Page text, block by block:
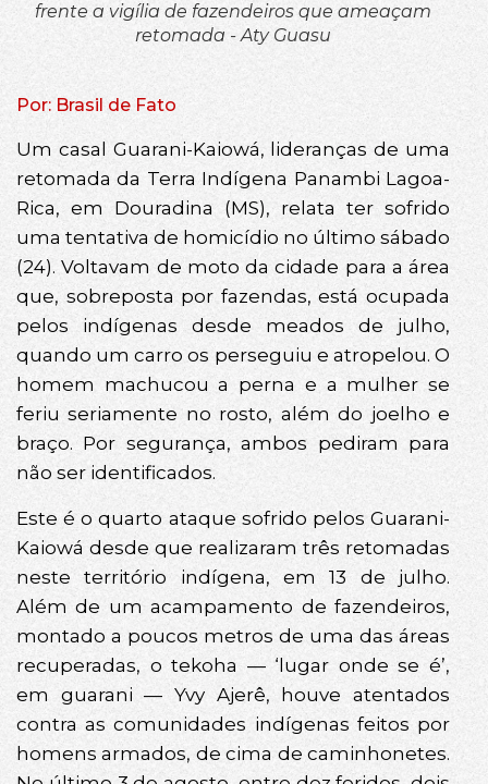
frente a vigília de fazendeiros que ameaçam
retomada - Aty Guasu
Por: Brasil de Fato
Um casal Guarani-Kaiowá, lideranças de uma
retomada da Terra Indígena Panambi Lagoa-
Rica, em Douradina (MS), relata ter sofrido
uma tentativa de homicídio no último sábado
(24). Voltavam de moto da cidade para a área
que, sobreposta por fazendas, está ocupada
pelos indígenas desde meados de julho,
quando um carro os perseguiu e atropelou. O
homem machucou a perna e a mulher se
feriu seriamente no rosto, além do joelho e
braço. Por segurança, ambos pediram para
não ser identificados.
Este é o quarto ataque sofrido pelos Guarani-
Kaiowá desde que realizaram três retomadas
neste território indígena, em 13 de julho.
Além de um acampamento de fazendeiros,
montado a poucos metros de uma das áreas
recuperadas, o tekoha — ‘lugar onde se é’,
em guarani — Yvy Ajerê, houve atentados
contra as comunidades indígenas feitos por
homens armados, de cima de caminhonetes.